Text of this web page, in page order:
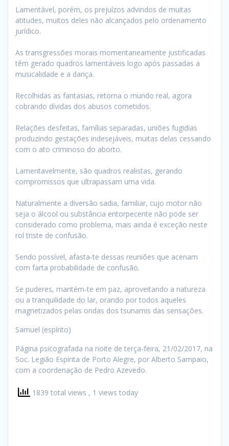
Lamentável, porém, os prejuízos advindos de muitas
atitudes, muitos deles não alcançados pelo ordenamento
jurídico.
As transgressões morais momentaneamente justificadas
têm gerado quadros lamentáveis logo após passadas a
musicalidade e a dança.
Recolhidas as fantasias, retorna o mundo real, agora
cobrando dívidas dos abusos cometidos.
Relações desfeitas, famílias separadas, uniões fugidias
produzindo gestações indesejáveis, muitas delas cessando
com o ato criminoso do aborto.
Lamentavelmente, são quadros realistas, gerando
compromissos que ultrapassam uma vida.
Naturalmente a diversão sadia, familiar, cujo motor não
seja o álcool ou substância entorpecente não pode ser
considerado como problema, mais ainda é exceção neste
rol triste de confusão.
Sendo possível, afasta-te dessas reuniões que acenam
com farta probabilidade de confusão.
Se puderes, mantém-te em paz, aproveitando a natureza
ou a tranquilidade do lar, orando por todos aqueles
magnetizados pelas ondas dos tsunamis das sensações.
Samuel (espírito)
Página psicografada na noite de terça-feira, 21/02/2017, na
Soc. Legião Espírita de Porto Alegre, por Alberto Sampaio,
com a coordenação de Pedro Azevedo.
1839 total views , 1 views today